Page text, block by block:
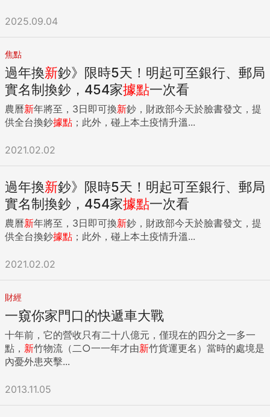
2025.09.04
焦點
過年換新鈔》限時5天！明起可至銀行、郵局
實名制換鈔，454家據點一次看
農曆新年將至，3日即可換新鈔，財政部今天於臉書發文，提
供全台換鈔據點 ；此外，碰上本土疫情升溫...
2021.02.02
過年換新鈔》限時5天！明起可至銀行、郵局
實名制換鈔，454家據點一次看
農曆新年將至，3日即可換新鈔，財政部今天於臉書發文，提
供全台換鈔據點 ；此外，碰上本土疫情升溫...
2021.02.02
財經
一窺你家門口的快遞車大戰
十年前，它的營收只有二十八億元，僅現在的四分之一多一
點， 新竹物流（二○一一年才由新竹貨運更名）當時的處境是
內憂外患夾擊...
2013.11.05